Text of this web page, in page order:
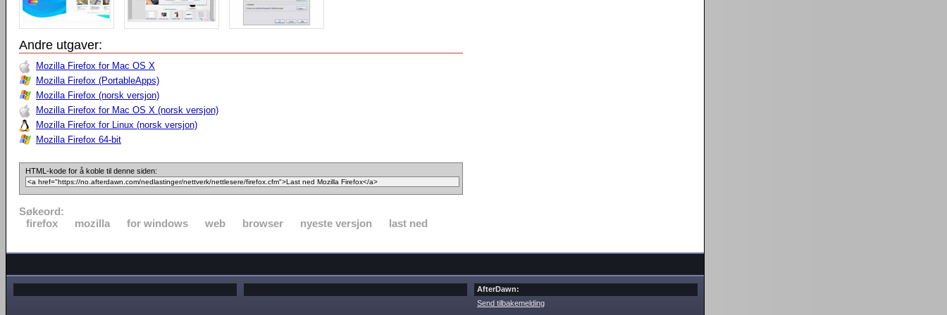
Andre utgaver:
Mozilla Firefox for Mac OS X
Mozilla Firefox (PortableApps)
Mozilla Firefox (norsk versjon)
Mozilla Firefox for Mac OS X (norsk versjon)
Mozilla Firefox for Linux (norsk versjon)
Mozilla Firefox 64-bit
HTML-kode for å koble til denne siden:
Søkeord:
firefox
mozilla for windows web browser nyeste versjon last ned
AfterDawn:
Send tilbakemelding